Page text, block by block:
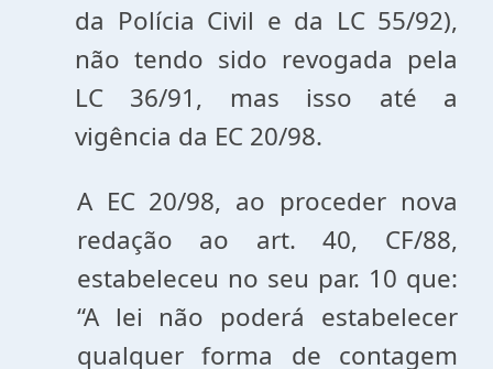
da Polícia Civil e da LC 55/92),
não tendo sido revogada pela
LC 36/91, mas isso até a
vigência da EC 20/98.
A EC 20/98, ao proceder nova
redação ao art. 40, CF/88,
estabeleceu no seu par. 10 que:
“A lei não poderá estabelecer
qualquer forma de contagem